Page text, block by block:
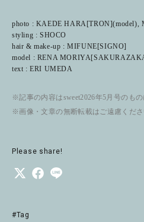
photo : KAEDE
styling : SHOCO
hair & make-up : MIFUNE[SIGNO]
model : RENA
text : ERI UMEDA
※記事の内容はsweet2026年5月号のもの
※画像・文章の無断転載はご遠慮くださ
Please share!
#Tag